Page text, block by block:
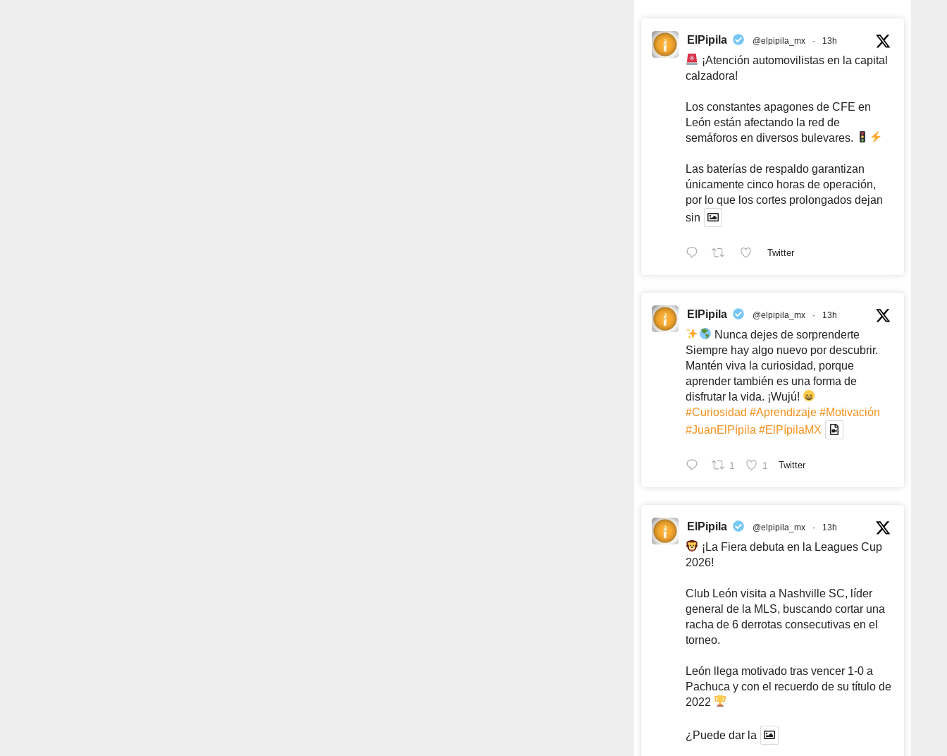
ElPipila @elpipila_mx · 13h
¡Atención automovilistas en la capital
calzadora!
Los constantes apagones de CFE en
León están afectando la red de
semáforos en diversos bulevares.
Las baterías de respaldo garantizan
únicamente cinco horas de operación,
por lo que los cortes prolongados dejan
sin
Twitter
ElPipila @elpipila_mx · 13h
Nunca dejes de sorprenderte
Siempre hay algo nuevo por descubrir.
Mantén viva la curiosidad, porque
aprender también es una forma de
disfrutar la vida. ¡Wujú!
#Curiosidad #Aprendizaje #Motivación
#JuanElPípila #ElPípilaMX
1 1 Twitter
ElPipila @elpipila_mx · 13h
¡La Fiera debuta en la Leagues Cup
2026!
Club León visita a Nashville SC, líder
general de la MLS, buscando cortar una
racha de 6 derrotas consecutivas en el
torneo.
León llega motivado tras vencer 1-0 a
Pachuca y con el recuerdo de su título de
2022
¿Puede dar la